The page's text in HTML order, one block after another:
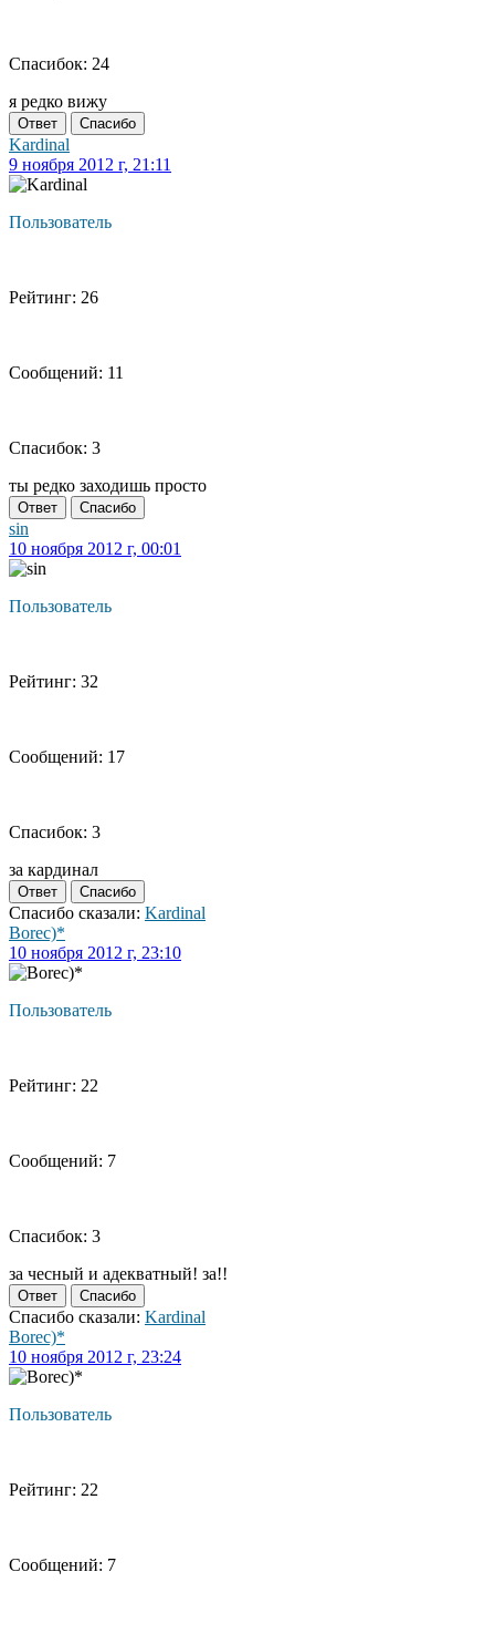
Спасибок: 24
я редко вижу
Ответ Спасибо
Kardinal
9 ноября 2012 г, 21:11
Пользователь
Рейтинг: 26
Сообщений: 11
Спасибок: 3
ты редко заходишь просто
Ответ Спасибо
sin
10 ноября 2012 г, 00:01
Пользователь
Рейтинг: 32
Сообщений: 17
Спасибок: 3
за кардинал
Ответ Спасибо
Спасибо сказали: Kardinal
Borec)*
10 ноября 2012 г, 23:10
Пользователь
Рейтинг: 22
Сообщений: 7
Спасибок: 3
за чесный и адекватный! за!!
Ответ Спасибо
Спасибо сказали: Kardinal
Borec)*
10 ноября 2012 г, 23:24
Пользователь
Рейтинг: 22
Сообщений: 7